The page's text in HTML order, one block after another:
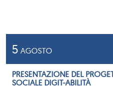
5 AGOSTO
PRESENTAZIONE DEL
SOCIALE DIGIT-ABILITÀ